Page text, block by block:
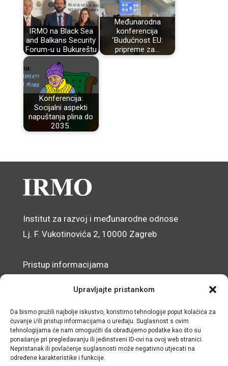
Upravljajte pristankom
Da bismo pružili najbolje iskustvo, koristimo tehnologije poput kolačića za
čuvanje i/ili pristup informacijama o uređaju. Suglasnost s ovim
tehnologijama će nam omogućiti da obrađujemo podatke kao što su
ponašanje pri pregledavanju ili jedinstveni ID-ovi na ovoj web stranici.
Nepristanak ili povlačenje suglasnosti može negativno utjecati na
određene karakteristike i funkcije.
IRMO na Black Sea
and Balkans Security
Forum-u u Bukureštu
Međunarodna
konferencija
‘Budućnost EU:
pripreme za…
Konferencija:
Socijalni aspekti
napuštanja plina do
2035.
Institut za razvoj i međunarodne odnose
Lj. F. Vukotinovića 2, 10000 Zagreb
Pristup informacijama
Izjava o pristupačnosti mrežnog sjedišta
© IRMO – Impresum
OIB: 31120185175